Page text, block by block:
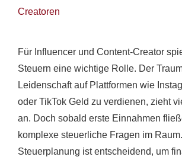
grösseres
Für Influencer und Content-Creator
Steuern eine wichtige Rolle. Der
Leidenschaft auf Plattformen wie
oder TikTok Geld zu verdienen, zieht
an. Doch sobald erste Einnahmen
komplexe steuerliche Fragen im
Steuerplanung ist entscheidend, um